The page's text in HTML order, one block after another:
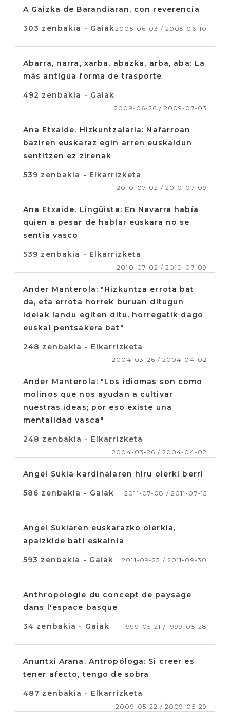
A Gaizka de Barandiaran, con reverencia
303 zenbakia - Gaiak2005-06-03 / 2005-06-10
Abarra, narra, xarba, abazka, arba, aba: La
más antigua forma de trasporte
492 zenbakia - Gaiak
2009-06-26 / 2009-07-03
Ana Etxaide. Hizkuntzalaria: Nafarroan
baziren euskaraz egin arren euskaldun
sentitzen ez zirenak
539 zenbakia - Elkarrizketa
2010-07-02 / 2010-07-09
Ana Etxaide. Lingüista: En Navarra había
quien a pesar de hablar euskara no se
sentía vasco
539 zenbakia - Elkarrizketa
2010-07-02 / 2010-07-09
Ander Manterola: "Hizkuntza errota bat
da, eta errota horrek buruan ditugun
ideiak landu egiten ditu, horregatik dago
euskal pentsakera bat"
248 zenbakia - Elkarrizketa
2004-03-26 / 2004-04-02
Ander Manterola: "Los idiomas son como
molinos que nos ayudan a cultivar
nuestras ideas; por eso existe una
mentalidad vasca"
248 zenbakia - Elkarrizketa
2004-03-26 / 2004-04-02
Angel Sukia kardinalaren hiru olerki berri
586 zenbakia - Gaiak 2011-07-08 / 2011-07-15
Angel Sukiaren euskarazko olerkia,
apaizkide bati eskainia
593 zenbakia - Gaiak 2011-09-23 / 2011-09-30
Anthropologie du concept de paysage
dans l'espace basque
34 zenbakia - Gaiak 1999-05-21 / 1999-05-28
Anuntxi Arana. Antropóloga: Si creer es
tener afecto, tengo de sobra
487 zenbakia - Elkarrizketa
2009-05-22 / 2009-05-29